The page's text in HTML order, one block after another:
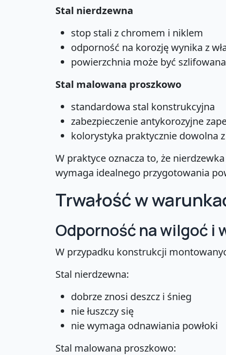
Stal nierdzewna
stop stali z chromem i niklem
odporność na korozję wynika z
powierzchnia może być
Stal malowana proszkowo
standardowa stal konstrukcyjna
zabezpieczenie antykorozyjne
kolorystyka praktycznie dowolna z
W praktyce oznacza to, że
wymaga idealnego przygotowania
Trwałość w
Odporność na wilgoć i
W przypadku konstrukcji
Stal nierdzewna:
dobrze znosi deszcz i śnieg
nie łuszczy się
nie wymaga odnawiania powłoki
Stal malowana proszkowo: